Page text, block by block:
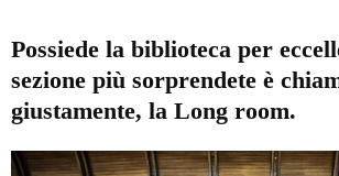
Possiede la biblioteca per
sezione più sorprendete è
giustamente, la Long room.